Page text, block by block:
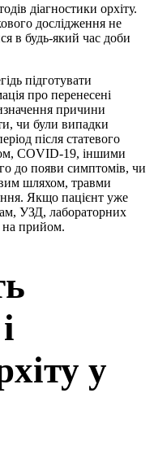
діагностики орхіту.
дослідження не
в будь-який час доби
підготувати
про перенесені
причини
чи були випадки
після статевого
COVID-19, іншими
до появи симптомів, чи
шляхом, травми
Якщо пацієнт уже
УЗД, лабораторних
на прийом.
у